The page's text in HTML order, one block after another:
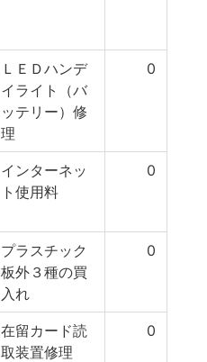
ＬＥＤハンデ
イライト（バ
ッテリー）修
理
0
インターネッ
ト使用料
0
プラスチック
板外３種の買
入れ
0
在留カード読
取装置修理
0